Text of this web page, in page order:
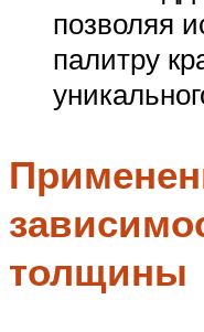
позволяя
палитру
толщины